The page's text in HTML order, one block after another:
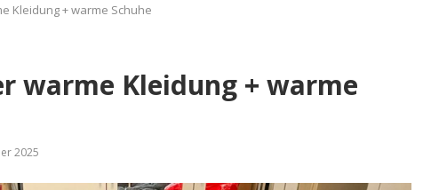
Kleidung + warme Schuhe
warme Kleidung + warme
2025